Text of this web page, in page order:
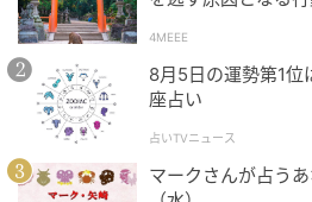
4MEEE
8月5日の運勢第1
座占い
占いTVニュース
マークさんが占う